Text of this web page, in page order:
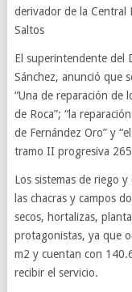
derivador de la Central
Saltos
El superintendente del
Sánchez, anunció que
“Una de reparación de
de Roca”; “la
de Fernández Oro” y
tramo II progresiva
Los sistemas de riego
las chacras y campos
secos, hortalizas,
protagonistas, ya que
m2 y cuentan con
recibir el servicio.